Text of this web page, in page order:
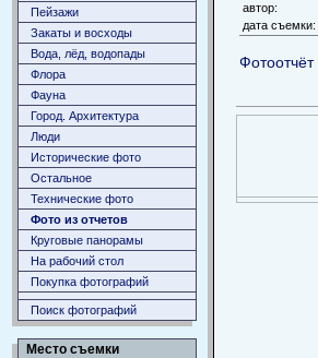
Пейзажи
Закаты и восходы
Вода, лёд, водопады
Флора
Фауна
Город. Архитектура
Люди
Исторические фото
Остальное
Технические фото
Фото из отчетов
Круговые панорамы
На рабочий стол
Покупка фотографий
Поиск фотографий
Место съемки
автор:
дата съемки:
Фотоотчёт